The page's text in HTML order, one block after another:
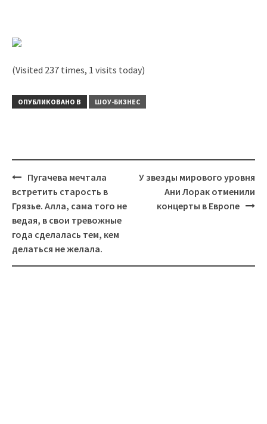
(Visited 237 times, 1 visits today)
ОПУБЛИКОВАНО В ШОУ-БИЗНЕС
Навигация
Пугачева мечтала
встретить старость в
Грязье. Алла, сама того не
ведая, в свои тревожные
года сделалась тем, кем
делаться не желала.
У звезды мирового уровня
Ани Лорак отменили
концерты в Европе